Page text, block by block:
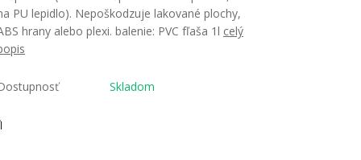
PU lepidlo). Nepoškodzuje lakované plochy,
hrany alebo plexi. balenie: PVC fľaša 1l celý
Skladom
l